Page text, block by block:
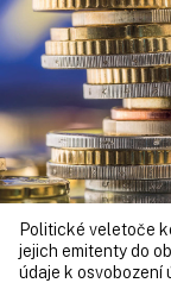
Politické veletoče
jejich emitenty do
údaje k osvobození